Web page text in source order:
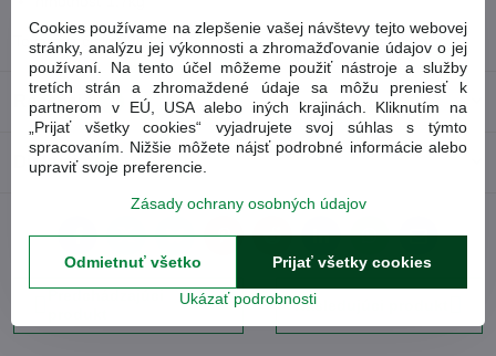
Tovarové číslo8864000
Recenzie
Diskusia 0
FacebookTwitterBlueskyPinterestRedditLinkedInWhatsApp
E-
mail
Nasledujúci produkt
Cookies používame na zlepšenie vašej návštevy tejto webovej
stránky, analýzu jej výkonnosti a zhromažďovanie údajov o jej
používaní. Na tento účel môžeme použiť nástroje a služby
tretích strán a zhromaždené údaje sa môžu preniesť k
partnerom v EÚ, USA alebo iných krajinách. Kliknutím na
„Prijať všetky cookies“ vyjadrujete svoj súhlas s týmto
spracovaním. Nižšie môžete nájsť podrobné informácie alebo
upraviť svoje preferencie.
Zásady ochrany osobných údajov
Ukázať podrobnosti
Prijať všetky cookies
Odmietnuť všetko